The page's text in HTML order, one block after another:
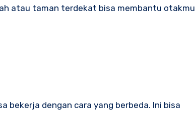
atau taman terdekat bisa membantu otakmu
bekerja dengan cara yang berbeda. Ini bisa